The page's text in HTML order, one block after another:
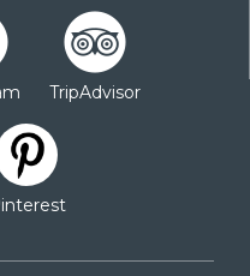
TripAdvisor